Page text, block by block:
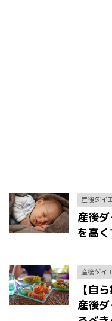
産後ダイ
産後
を高
産後ダイ
【自
産後